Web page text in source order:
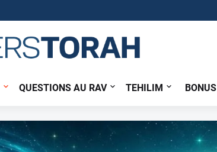
QUESTIONS AU RAV TEHILIM BONUS